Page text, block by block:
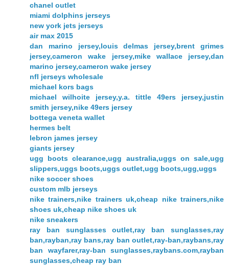
chanel outlet
miami dolphins jerseys
new york jets jerseys
air max 2015
dan marino jersey,louis delmas jersey,brent grimes
jersey,cameron wake jersey,mike wallace jersey,dan
marino jersey,cameron wake jersey
nfl jerseys wholesale
michael kors bags
michael wilhoite jersey,y.a. tittle 49ers jersey,justin
smith jersey,nike 49ers jersey
bottega veneta wallet
hermes belt
lebron james jersey
giants jersey
ugg boots clearance,ugg australia,uggs on sale,ugg
slippers,uggs boots,uggs outlet,ugg boots,ugg,uggs
nike soccer shoes
custom mlb jerseys
nike trainers,nike trainers uk,cheap nike trainers,nike
shoes uk,cheap nike shoes uk
nike sneakers
ray ban sunglasses outlet,ray ban sunglasses,ray
ban,rayban,ray bans,ray ban outlet,ray-ban,raybans,ray
ban wayfarer,ray-ban sunglasses,raybans.com,rayban
sunglasses,cheap ray ban